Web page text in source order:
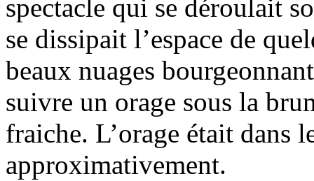
spectacle qui se déroulait
se dissipait l’espace de
beaux nuages
suivre un orage sous la
fraiche. L’orage était dans
approximativement.